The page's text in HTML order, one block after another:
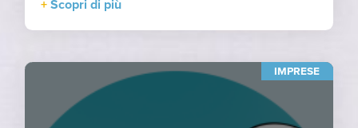
Scopri di più
IMPRESE